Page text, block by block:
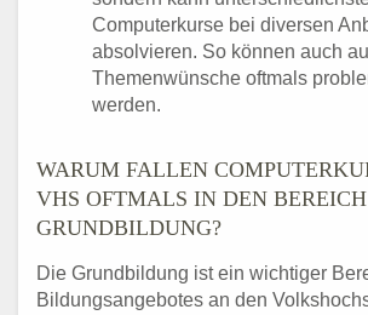
Computerkurse bei diversen
absolvieren. So können auch
Themenwünsche oftmals
werden.
WARUM FALLEN
VHS OFTMALS IN DEN
GRUNDBILDUNG?
Die Grundbildung ist ein wichtiger
Bildungsangebotes an den